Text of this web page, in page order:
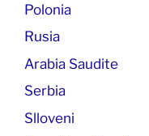
Polonia
Rusia
Arabia Saudite
Serbia
Slloveni